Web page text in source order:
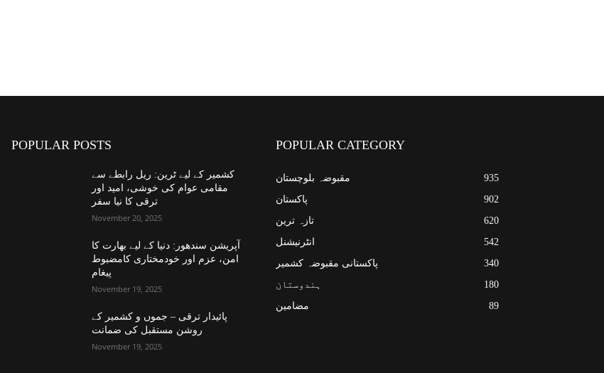
POPULAR POSTS
کشمیر کے لیے ٹرین: ریل رابطے سے
مقامی عوام کی خوشی، امید اور
ترقی کا نیا سفر
November 20, 2025
آپریشن سندھور: دنیا کے لیے بھارت کا
امن، عزم اور خودمختاری کامضبوط
پیغام
November 19, 2025
پائیدار ترقی – جموں و کشمیر کے
روشن مستقبل کی ضمانت
November 19, 2025
POPULAR CATEGORY
مقبوضہ بلوچستان
935
پاکستان
902
تازہ ترین
620
انٹرنیشنل
542
پاکستانی مقبوضہ کشمیر
340
ہندوستان
180
مضامین
89